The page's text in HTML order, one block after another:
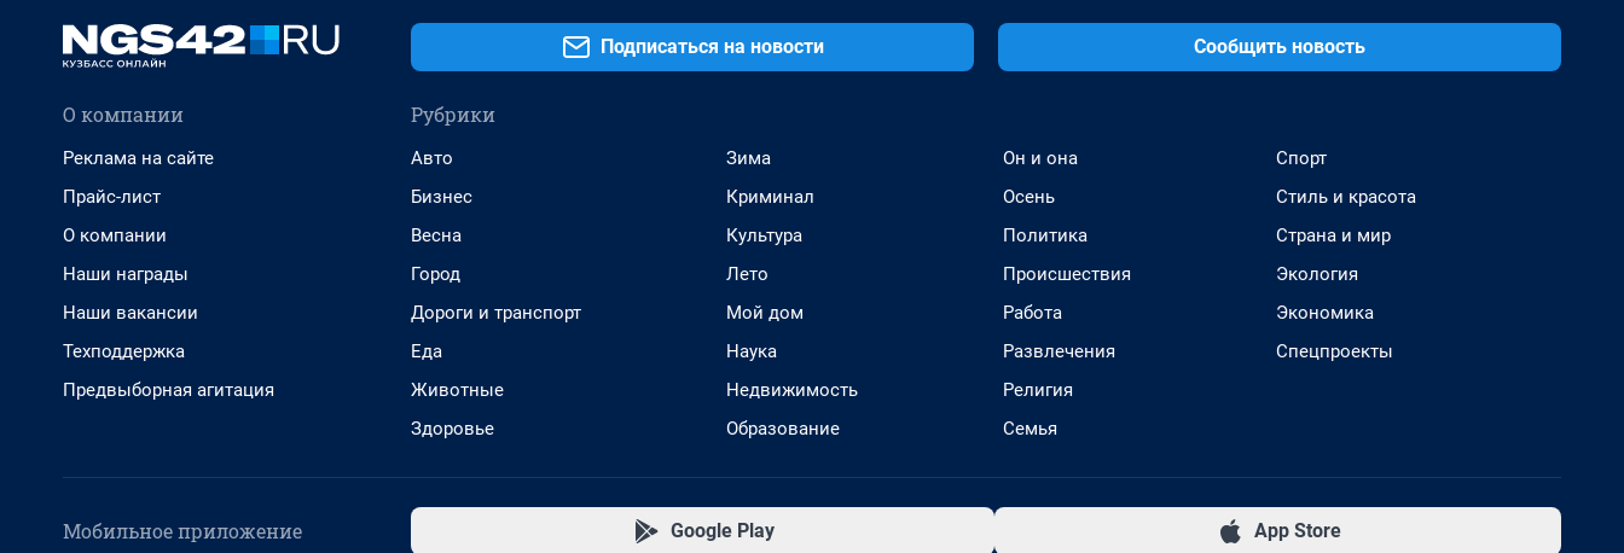
Подписаться на новости Сообщить новость
О компании
Реклама на сайте
Прайс-лист
О компании
Наши награды
Наши вакансии
Техподдержка
Предвыборная агитация
Рубрики
Авто
Бизнес
Весна
Город
Дороги и транспорт
Еда
Животные
Здоровье
Зима
Криминал
Культура
Лето
Мой дом
Наука
Недвижимость
Образование
Он и она
Осень
Политика
Происшествия
Работа
Развлечения
Религия
Семья
Спорт
Стиль и красота
Страна и мир
Экология
Экономика
Спецпроекты
Мобильное приложение Google Play App Store